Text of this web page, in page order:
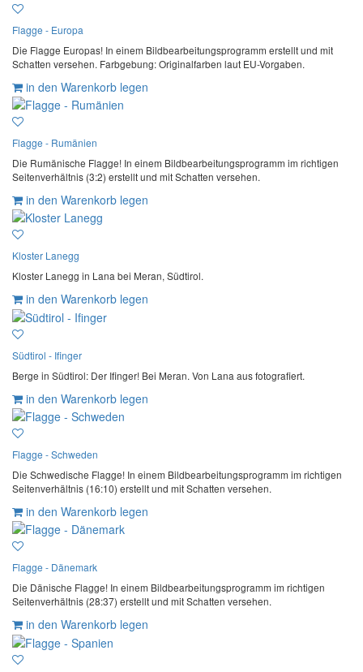
Flagge - Europa
Die Flagge Europas! In einem Bildbearbeitungsprogramm erstellt und mit
Schatten versehen. Farbgebung: Originalfarben laut EU-Vorgaben.
in den Warenkorb legen
Flagge - Rumänien
Die Rumänische Flagge! In einem Bildbearbeitungsprogramm im richtigen
Seitenverhältnis (3:2) erstellt und mit Schatten versehen.
in den Warenkorb legen
Kloster Lanegg
Kloster Lanegg in Lana bei Meran, Südtirol.
in den Warenkorb legen
Südtirol - Ifinger
Berge in Südtirol: Der Ifinger! Bei Meran. Von Lana aus fotografiert.
in den Warenkorb legen
Flagge - Schweden
Die Schwedische Flagge! In einem Bildbearbeitungsprogramm im richtigen
Seitenverhältnis (16:10) erstellt und mit Schatten versehen.
in den Warenkorb legen
Flagge - Dänemark
Die Dänische Flagge! In einem Bildbearbeitungsprogramm im richtigen
Seitenverhältnis (28:37) erstellt und mit Schatten versehen.
in den Warenkorb legen